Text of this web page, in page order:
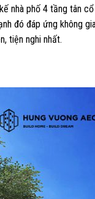
nhà phố 4 tầng tân
đó đáp ứng không
tiện nghi nhất.